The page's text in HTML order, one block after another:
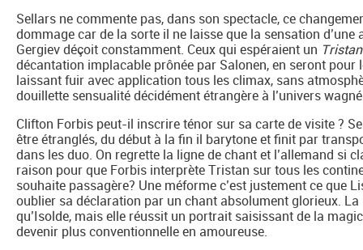
Sellars ne commente pas, dans son spectacle, ce
dommage car de la sorte il ne laisse que la sensation
Gergiev déçoit constamment. Ceux qui espéraient un Tristan
décantation implacable prônée par Salonen, en seront
laissant fuir avec application tous les climax, sans
douillette sensualité décidément étrangère à l’univers
Clifton Forbis peut-il inscrire ténor sur sa carte de visite ?
être étranglés, du début à la fin il barytone et finit par
dans les duo. On regrette la ligne de chant et l’allemand si
raison pour que Forbis interprète Tristan sur tous les
souhaite passagère? Une méforme c’est justement ce que
oublier sa déclaration par un chant absolument glorieux.
qu’Isolde, mais elle réussit un portrait saisissant de la
devenir plus conventionnelle en amoureuse.